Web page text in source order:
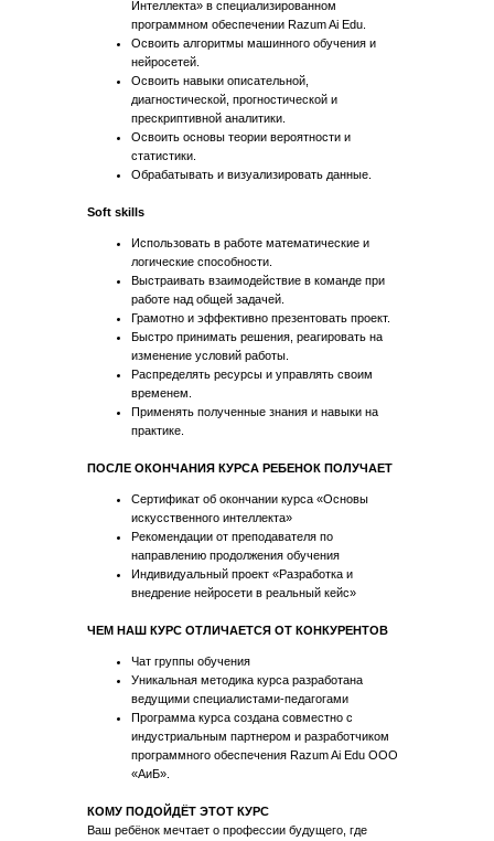
Интеллекта» в специализированном
программном обеспечении Razum Ai Edu.
Освоить алгоритмы машинного обучения и
нейросетей.
Освоить навыки описательной,
диагностической, прогностической и
прескриптивной аналитики.
Освоить основы теории вероятности и
статистики.
Обрабатывать и визуализировать данные.
Soft skills
Использовать в работе математические и
логические способности.
Выстраивать взаимодействие в команде при
работе над общей задачей.
Грамотно и эффективно презентовать проект.
Быстро принимать решения, реагировать на
изменение условий работы.
Распределять ресурсы и управлять своим
временем.
Применять полученные знания и навыки на
практике.
ПОСЛЕ ОКОНЧАНИЯ КУРСА РЕБЕНОК ПОЛУЧАЕТ
Сертификат об окончании курса «Основы
искусственного интеллекта»
Рекомендации от преподавателя по
направлению продолжения обучения
Индивидуальный проект «Разработка и
внедрение нейросети в реальный кейс»
ЧЕМ НАШ КУРС ОТЛИЧАЕТСЯ ОТ КОНКУРЕНТОВ
Чат группы обучения
Уникальная методика курса разработана
ведущими специалистами-педагогами
Программа курса создана совместно с
индустриальным партнером и разработчиком
программного обеспечения Razum Ai Edu ООО
«АиБ».
КОМУ ПОДОЙДЁТ ЭТОТ КУРС
Ваш ребёнок мечтает о профессии будущего, где